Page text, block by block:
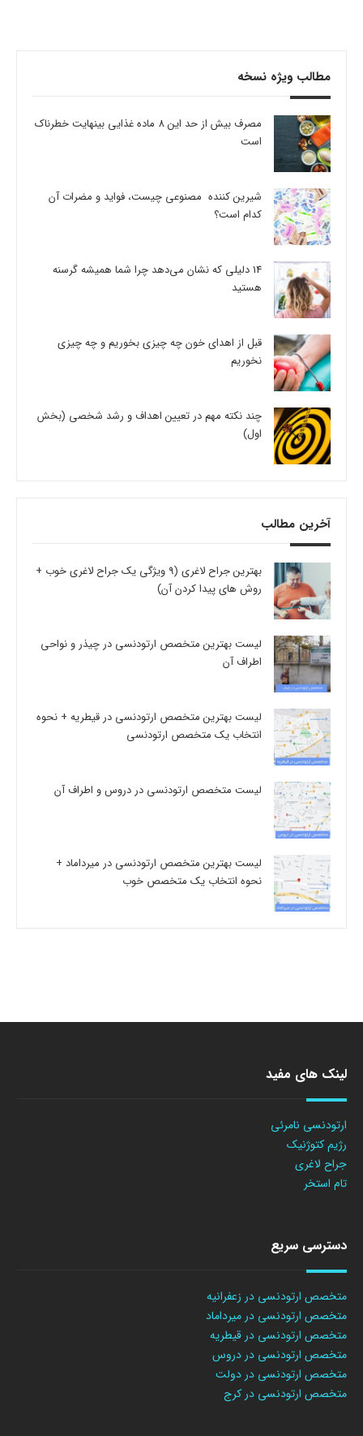
مطالب ویژه نسخه
مصرف بیش از حد این 8 ماده غذایی بینهایت خطرناک
است
شیرین کننده مصنوعی چیست، فواید و مضرات آن
کدام است؟
14 دلیلی که نشان می‌دهد چرا شما همیشه گرسنه
هستید
قبل از اهدای خون چه چیزی بخوریم و چه چیزی
نخوریم
چند نکته مهم در تعیین اهداف و رشد شخصی (بخش
اول)
آخرین مطالب
بهترین جراح لاغری (9 ویژگی یک جراح لاغری خوب +
روش های پیدا کردن آن)
لیست بهترین متخصص ارتودنسی در چیذر و نواحی
اطراف آن
لیست بهترین متخصص ارتودنسی در قیطریه + نحوه
انتخاب یک متخصص ارتودنسی
لیست متخصص ارتودنسی در دروس و اطراف آن
لیست بهترین متخصص ارتودنسی در میرداماد +
نحوه انتخاب یک متخصص خوب
لینک های مفید
ارتودنسی نامرئی
رژیم کتوژنیک
جراح لاغری
تام استخر
دسترسی سریع
متخصص ارتودنسی در زعفرانیه
متخصص ارتودنسی در میرداماد
متخصص ارتودنسی در قیطریه
متخصص ارتودنسی در دروس
متخصص ارتودنسی در دولت
متخصص ارتودنسی در کرج